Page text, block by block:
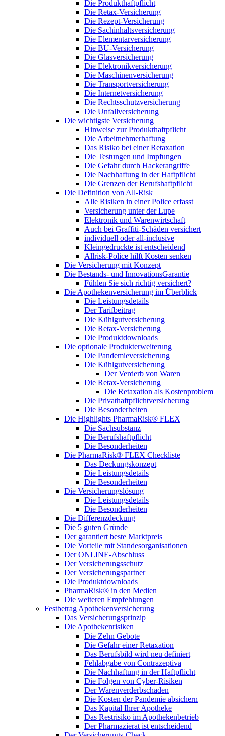
Die Produkthaftpflicht
Die Retax-Versicherung
Die Rezept-Versicherung
Die Sachinhaltsversicherung
Die Elementarversicherung
Die BU-Versicherung
Die Glasversicherung
Die Elektronikversicherung
Die Maschinenversicherung
Die Transportversicherung
Die Internetversicherung
Die Rechtsschutzversicherung
Die Unfallversicherung
Die wichtigste Versicherung
Hinweise zur Produkthaftpflicht
Die Arbeitnehmerhaftung
Das Risiko bei einer Retaxation
Die Testungen und Impfungen
Die Gefahr durch Hackerangriffe
Die Nachhaftung in der Haftpflicht
Die Grenzen der Berufshaftpflicht
Die Definition von All-Risk
Alle Risiken in einer Police erfasst
Versicherung unter der Lupe
Elektronik und Warenwirtschaft
Auch bei Graffiti-Schäden versichert
individuell oder all-inclusive
Kleingedruckte ist entscheidend
Allrisk-Police hilft Kosten senken
Die Versicherung mit Konzept
Die Bestands- und InnovationsGarantie
Fühlen Sie sich richtig versichert?
Die Apothekenversicherung im Überblick
Die Leistungsdetails
Der Tarifbeitrag
Die Kühlgutversicherung
Die Retax-Versicherung
Die Produktdownloads
Die optionale Produkterweiterung
Die Pandemieversicherung
Die Kühlgutversicherung
Der Verderb von Waren
Die Retax-Versicherung
Die Retaxation als Kostenproblem
Die Privathaftpflichtversicherung
Die Besonderheiten
Die Highlights PharmaRisk® FLEX
Die Sachsubstanz
Die Berufshaftpflicht
Die Besonderheiten
Die PharmaRisk® FLEX Checkliste
Das Deckungskonzept
Die Leistungsdetails
Die Besonderheiten
Die Versicherungslösung
Die Leistungsdetails
Die Besonderheiten
Die Differenzdeckung
Die 5 guten Gründe
Der garantiert beste Marktpreis
Die Vorteile mit Standesorganisationen
Der ONLINE-Abschluss
Der Versicherungsschutz
Der Versicherungspartner
Die Produktdownloads
PharmaRisk® in den Medien
Die weiteren Empfehlungen
Festbetrag Apothekenversicherung
Das Versicherungsprinzip
Die Apothekenrisiken
Die Zehn Gebote
Die Gefahr einer Retaxation
Das Berufsbild wird neu definiert
Fehlabgabe von Contrazeptiva
Die Nachhaftung in der Haftpflicht
Die Folgen von Cyber-Risiken
Der Warenverderbschaden
Die Kosten der Pandemie absichern
Das Kapital Ihrer Apotheke
Das Restrisiko im Apothekenbetrieb
Der Pharmazierat ist entscheidend